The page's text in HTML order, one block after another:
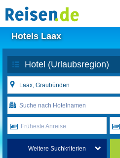
Hotels Laax
Früheste Anreise
Weitere Suchkriterien